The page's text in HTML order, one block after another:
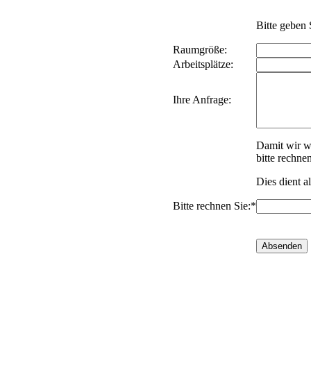
Bitte geben
Raumgröße:
Arbeitsplätze:
Ihre Anfrage:
Damit wir
bitte
Dies dient
Bitte rechnen Sie:*